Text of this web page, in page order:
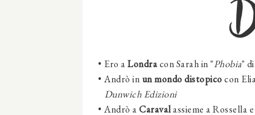
• Ero aLondracon Sarah in "Phobia"
• Andrò in un mondo distopicocon
Dunwich Edizioni
• Andrò aCaravalassieme a Rossella